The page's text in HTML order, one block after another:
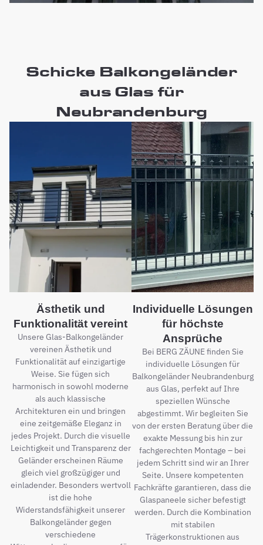
Schicke Balkongeländer
aus Glas für
Neubrandenburg
Ästhetik und
Funktionalität vereint
Unsere Glas-Balkongeländer
vereinen Ästhetik und
Funktionalität auf einzigartige
Weise. Sie fügen sich
harmonisch in sowohl moderne
als auch klassische
Architekturen ein und bringen
eine zeitgemäße Eleganz in
jedes Projekt. Durch die visuelle
Leichtigkeit und Transparenz der
Geländer erscheinen Räume
gleich viel großzügiger und
einladender. Besonders wertvoll
ist die hohe
Widerstandsfähigkeit unserer
Balkongeländer gegen
verschiedene
Individuelle Lösungen
für höchste
Ansprüche
Bei BERG ZÄUNE finden Sie
individuelle Lösungen für
Balkongeländer Neubrandenburg
aus Glas, perfekt auf Ihre
speziellen Wünsche
abgestimmt. Wir begleiten Sie
von der ersten Beratung über die
exakte Messung bis hin zur
fachgerechten Montage – bei
jedem Schritt sind wir an Ihrer
Seite. Unsere kompetenten
Fachkräfte garantieren, dass die
Glaspaneele sicher befestigt
werden. Durch die Kombination
mit stabilen
Trägerkonstruktionen aus